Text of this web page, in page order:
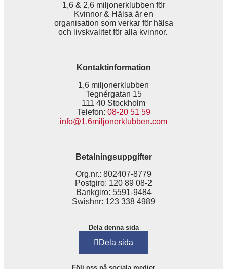
1,6 & 2,6 miljonerklubben för
Kvinnor & Hälsa är en
organisation som verkar för hälsa
och livskvalitet för alla kvinnor.
Kontaktinformation
1,6 miljonerklubben
Tegnérgatan 15
111 40 Stockholm
Telefon: 08-20 51 59
info@1.6miljonerklubben.com
Betalningsuppgifter
Org.nr.: 802407-8779
Postgiro: 120 89 08-2
Bankgiro: 5591-9484
Swishnr: 123 338 4989
Dela denna sida
Dela sida